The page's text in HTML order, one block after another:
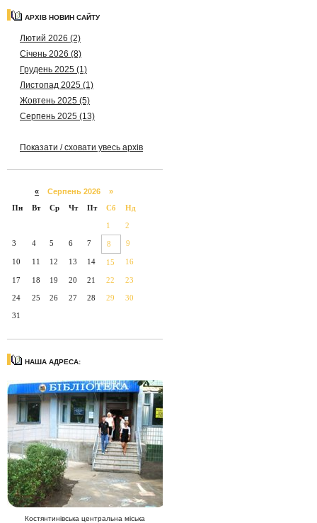
АРХІВ НОВИН САЙТУ
Лютий 2026 (2)
Січень 2026 (8)
Грудень 2025 (1)
Листопад 2025 (1)
Жовтень 2025 (5)
Серпень 2025 (13)
Показати / сховати увесь архів
« Серпень 2026 »
Пн
Вт Ср Чт Пт Сб Нд
1 2
3 4 5 6 7 8 9
10 11 12 13 14 15 16
17 18 19 20 21 22 23
24 25 26 27 28 29 30
31
НАША АДРЕСА:
Костянтинівська центральна міська